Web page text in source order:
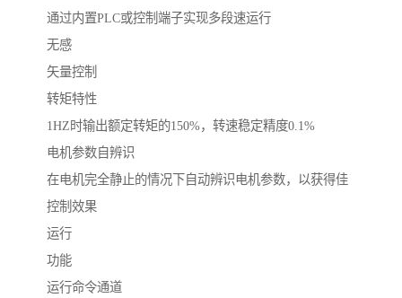
通过内置PLC或控制端子实现多段速运行
无感
矢量控制
转矩特性
1HZ时输出额定转矩的150%，转速稳定精度0.1%
电机参数自辨识
在电机完全静止的情况下自动辨识电机参数，以获得佳
控制效果
运行
功能
运行命令通道